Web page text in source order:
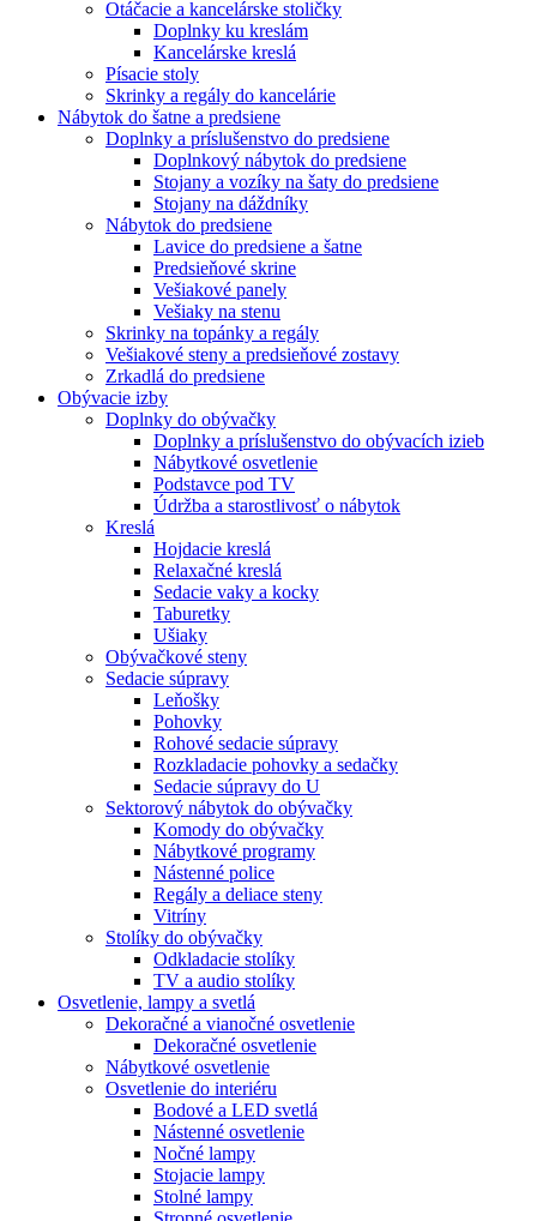
Otáčacie a kancelárske stoličky
Doplnky ku kreslám
Kancelárske kreslá
Písacie stoly
Skrinky a regály do kancelárie
Nábytok do šatne a predsiene
Doplnky a príslušenstvo do predsiene
Doplnkový nábytok do predsiene
Stojany a vozíky na šaty do predsiene
Stojany na dáždníky
Nábytok do predsiene
Lavice do predsiene a šatne
Predsieňové skrine
Vešiakové panely
Vešiaky na stenu
Skrinky na topánky a regály
Vešiakové steny a predsieňové zostavy
Zrkadlá do predsiene
Obývacie izby
Doplnky do obývačky
Doplnky a príslušenstvo do obývacích izieb
Nábytkové osvetlenie
Podstavce pod TV
Údržba a starostlivosť o nábytok
Kreslá
Hojdacie kreslá
Relaxačné kreslá
Sedacie vaky a kocky
Taburetky
Ušiaky
Obývačkové steny
Sedacie súpravy
Leňošky
Pohovky
Rohové sedacie súpravy
Rozkladacie pohovky a sedačky
Sedacie súpravy do U
Sektorový nábytok do obývačky
Komody do obývačky
Nábytkové programy
Nástenné police
Regály a deliace steny
Vitríny
Stolíky do obývačky
Odkladacie stolíky
TV a audio stolíky
Osvetlenie, lampy a svetlá
Dekoračné a vianočné osvetlenie
Dekoračné osvetlenie
Nábytkové osvetlenie
Osvetlenie do interiéru
Bodové a LED svetlá
Nástenné osvetlenie
Nočné lampy
Stojacie lampy
Stolné lampy